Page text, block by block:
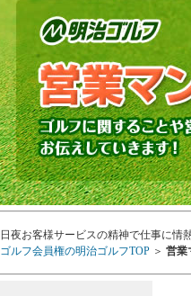
日夜お客様サービスの精神で仕事に情
ゴルフ会員権の明治ゴルフTOP ＞ 営業